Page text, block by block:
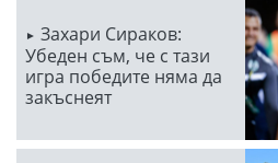
Захари Сираков:
Убеден съм, че с тази
игра победите няма да
закъснеят